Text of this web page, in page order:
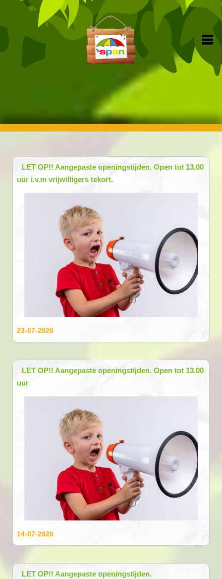
LET OP!! Aangepaste openingstijden. Open tot 13.00
uur i.v.m vrijwilligers tekort.
23-07-2026
LET OP!! Aangepaste openingstijden. Open tot 13.00
uur
14-07-2026
LET OP!! Aangepaste openingstijden.